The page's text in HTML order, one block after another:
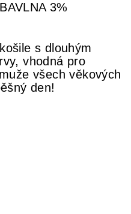
3%
s dlouhým
vhodná pro
všech věkových
den!